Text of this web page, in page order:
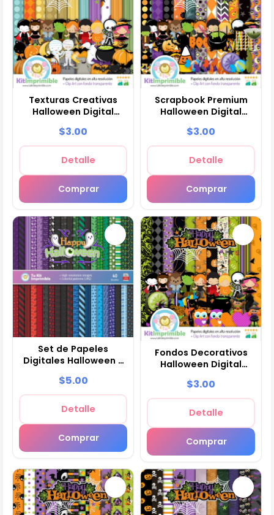
Texturas Creativas
Halloween Digital
$3.00
Detalle
Comprar
Scrapbook Premium
Halloween Digital
$3.00
Detalle
Comprar
Set de Papeles
Digitales Halloween -
Scrapbooking
$5.00
Detalle
Comprar
Fondos Decorativos
Halloween Digital
$3.00
Detalle
Comprar